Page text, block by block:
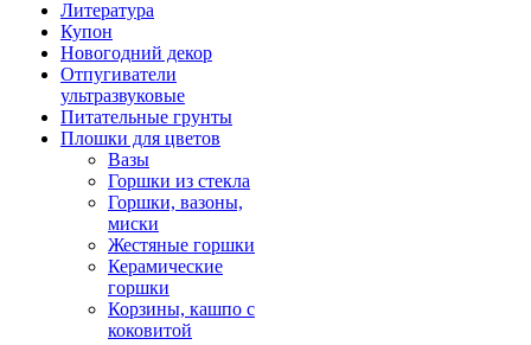
Литература
Купон
Новогодний декор
Отпугиватели
ультразвуковые
Питательные грунты
Плошки для цветов
Вазы
Горшки из стекла
Горшки, вазоны,
миски
Жестяные горшки
Керамические
горшки
Корзины, кашпо с
коковитой